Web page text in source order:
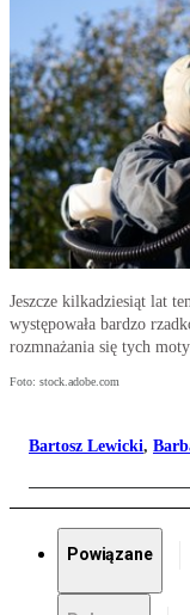
Jeszcze kilkadziesiąt lat
występowała bardzo
rozmnażania się tych
Foto: stock.adobe.com
Bartosz Lewicki,
Powiązane